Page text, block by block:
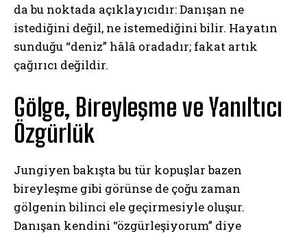
da bu noktada açıklayıcıdır: Danışan ne
istediğini değil, ne istemediğini bilir. Hayatın
sunduğu “deniz” hâlâ oradadır; fakat artık
çağırıcı değildir.
Gölge, Bireyleşme ve Yanıltıcı
Özgürlük
Jungiyen bakışta bu tür kopuşlar bazen
bireyleşme gibi görünse de çoğu zaman
gölgenin bilinci ele geçirmesiyle oluşur.
Danışan kendini “özgürleşiyorum” diye